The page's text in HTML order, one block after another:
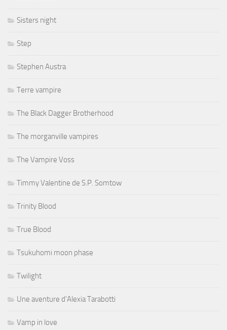
Sisters night
Step
Stephen Austra
Terre vampire
The Black Dagger Brotherhood
The morganville vampires
The Vampire Voss
Timmy Valentine de S.P. Somtow
Trinity Blood
True Blood
Tsukuhomi moon phase
Twilight
Une aventure d'Alexia Tarabotti
Vamp in love